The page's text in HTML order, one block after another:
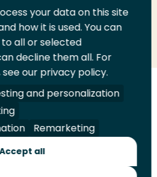
Print
deze
pagina
A-Z Index
Contact
your data on this site
how it is used. You can
all or selected
decline them all. For
our privacy policy.
and personalization
Remarketing
all